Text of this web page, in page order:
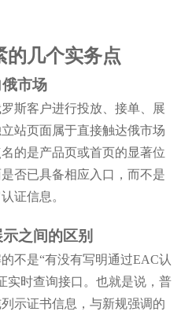
的几个实务点
市场
斯客户进行投放、接单、展
站页面属于直接触达俄市场
的是产品页或首页的显著位
否已具备相应入口，而不是
证信息。
之间的区别
不是“有没有写明通过EAC认
实时查询接口。也就是说，普
示证书信息，与新规强调的